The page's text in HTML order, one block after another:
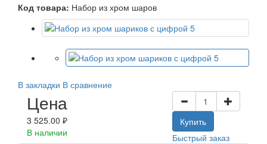
Код товара: Набор из хром шаров
В закладки В сравнение
Цена
3 525.00 ₽
В наличии
Купить
Быстрый заказ